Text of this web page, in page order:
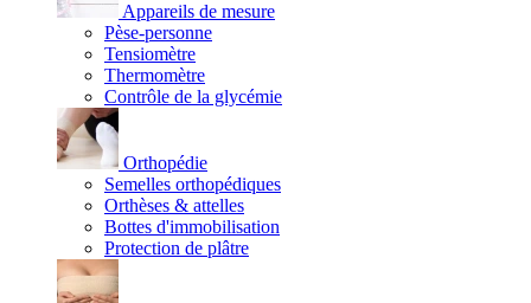
Appareils de mesure
Pèse-personne
Tensiomètre
Thermomètre
Contrôle de la glycémie
Orthopédie
Semelles orthopédiques
Orthèses & attelles
Bottes d'immobilisation
Protection de plâtre